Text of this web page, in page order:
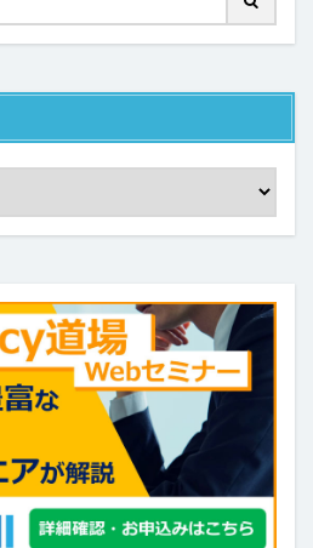
マスターページ
メール送信
ル
リストビュー
レポート
元号
入力チェック
ド 文字種の制限
日付
定
条件付き書式設定
検索ボックス
画像
詳細リストビューとして設定
販売目標管理
関数
め方